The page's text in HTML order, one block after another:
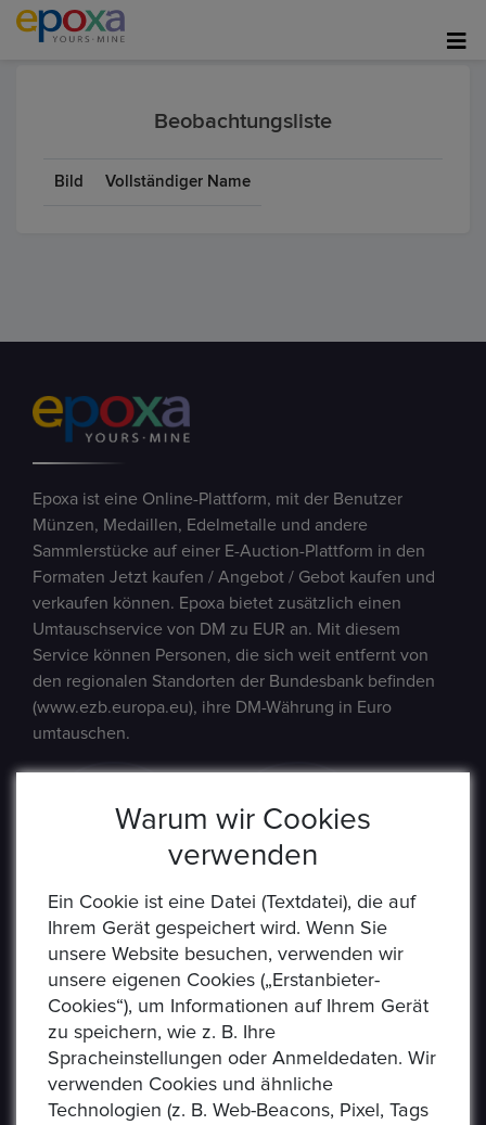
Beobachtungsliste
Bild Vollständiger Name
Epoxa ist eine Online-Plattform, mit der Benutzer
Münzen, Medaillen, Edelmetalle und andere
Sammlerstücke auf einer E-Auction-Plattform in den
Formaten Jetzt kaufen / Angebot / Gebot kaufen und
verkaufen können. Epoxa bietet zusätzlich einen
Umtauschservice von DM zu EUR an. Mit diesem
Service können Personen, die sich weit entfernt von
den regionalen Standorten der Bundesbank befinden
(www.ezb.europa.eu), ihre DM-Währung in Euro
umtauschen.
Warum wir Cookies
verwenden
Ein Cookie ist eine Datei (Textdatei), die auf
Ihrem Gerät gespeichert wird. Wenn Sie
unsere Website besuchen, verwenden wir
unsere eigenen Cookies („Erstanbieter-
Cookies“), um Informationen auf Ihrem Gerät
zu speichern, wie z. B. Ihre
Spracheinstellungen oder Anmeldedaten. Wir
verwenden Cookies und ähnliche
Technologien (z. B. Web-Beacons, Pixel, Tags